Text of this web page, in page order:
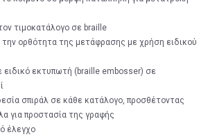
τιμοκατάλογο σε braille
την ορθότητα της μετάφρασης με χρήση ειδικού
ειδικό εκτυπωτή (braille embosser) σε
σπιράλ σε κάθε κατάλογο, προσθέτοντας
για προστασία της γραφής
έλεγχο